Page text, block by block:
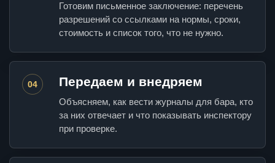
Готовим письменное заключение: перечень
разрешений со ссылками на нормы, сроки,
стоимость и список того, что не нужно.
04 Передаем и внедряем
Объясняем, как вести журналы для бара, кто
за них отвечает и что показывать инспектору
при проверке.